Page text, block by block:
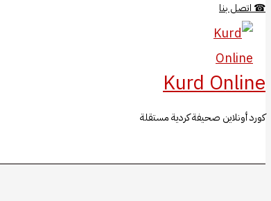
المحتوى
☎ اتصل بنا
Kurd Online
كورد أونلاين صحيفة كردية مستقلة